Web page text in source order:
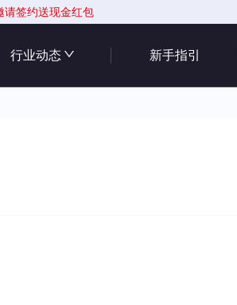
请签约送现金红包
行业动态 新手指引